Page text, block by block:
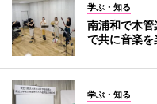
学ぶ・知る
南浦和で木
で共に音楽を
学ぶ・知る